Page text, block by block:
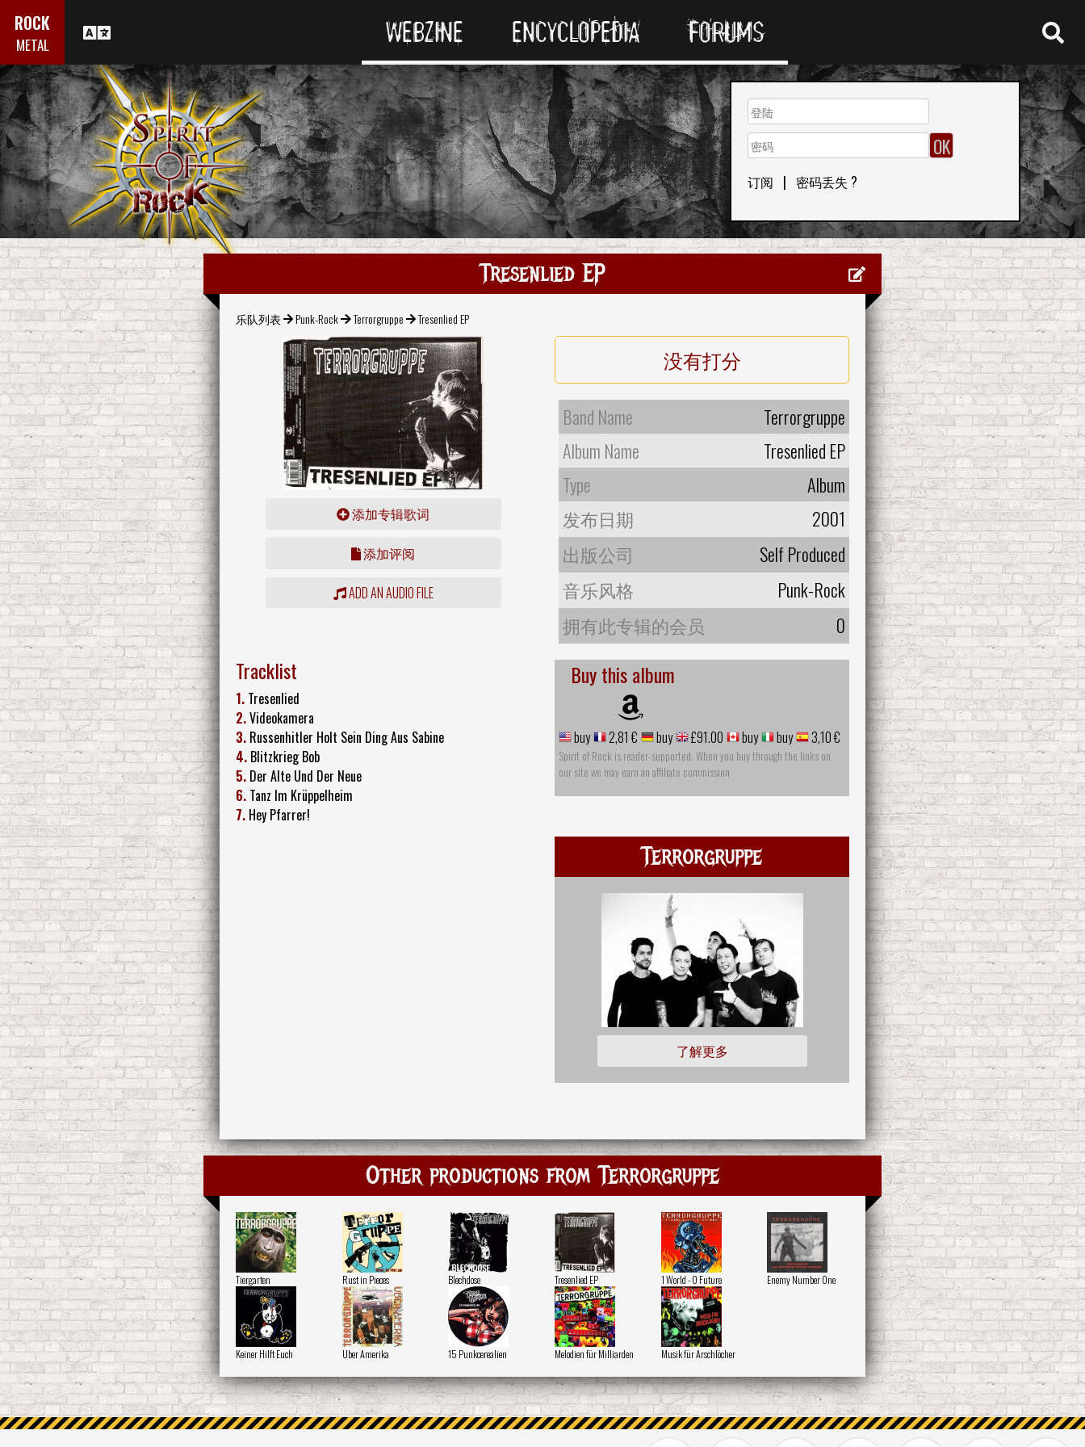
ROCK
METAL WEBZINE ENCYCLOPEDIA FORUMS
订阅 | 密码丢失 ?
Tresenlied EP
乐队列表 Punk-Rock Terrorgruppe Tresenlied EP
添加专辑歌词
添加评阅
ADD AN AUDIO FILE
没有打分
Band Name
Terrorgruppe
Album Name
Tresenlied EP
Type
Album
发布日期
2001
出版公司
Self Produced
音乐风格
Punk-Rock
拥有此专辑的会员
0
Tracklist
1. Tresenlied
2.Videokamera
3. Russenhitler Holt Sein Ding Aus Sabine
4. Blitzkrieg Bob
5. Der Alte Und Der Neue
6. Tanz Im Krüppelheim
7. Hey Pfarrer!
Buy this album
buy 2,81 € buy £91.00 buy buy 3,10 €
Spirit of Rock is reader-supported. When you buy through the links on
our site we may earn an affiliate commission
Terrorgruppe
了解更多
Other productions from Terrorgruppe
Tiergarten Rust in Pieces Blechdose Tresenlied EP 1 World - 0 Future Enemy Number One
Keiner Hilft Euch Uber Amerika 15 Punkcerealien Melodien für Milliarden Musik für Arschlöcher